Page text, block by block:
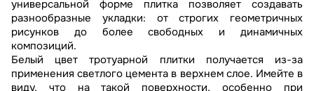
универсальной форме плитка позволяет создавать
разнообразные укладки: от строгих геометричных
рисунков до более свободных и динамичных
композиций.
Белый цвет тротуарной плитки получается из-за
применения светлого цемента в верхнем слое. Имейте в
виду, что на такой поверхности, особенно при